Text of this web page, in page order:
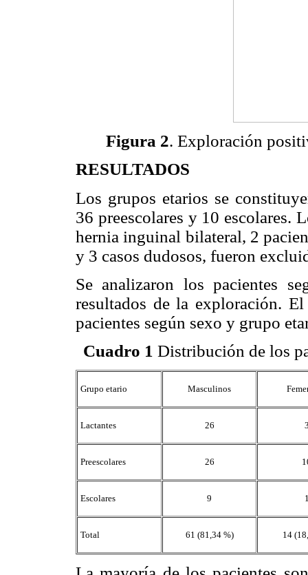
Figura 2. Exploración
RESULTADOS
Los grupos etarios se
36 preescolares y 10 escolares.
hernia inguinal bilateral, 2
y 3 casos dudosos, fueron
Se analizaron los pacientes
resultados de la exploración.
pacientes según sexo y grupo
Cuadro 1 Distribución de los
Grupo etario Masculinos
Lactantes 26
Preescolares 26
Escolares 9
Total 61 (81,34 %) 14